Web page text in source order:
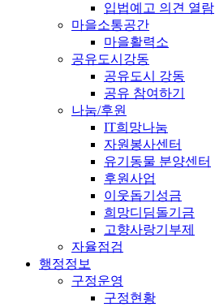
입법예고 의견 열람
마을소통공간
마을활력소
공유도시강동
공유도시 강동
공유 참여하기
나눔/후원
IT희망나눔
자원봉사센터
유기동물 분양센터
후원사업
이웃돕기성금
희망디딤돌기금
고향사랑기부제
자율점검
행정정보
구정운영
구정현황